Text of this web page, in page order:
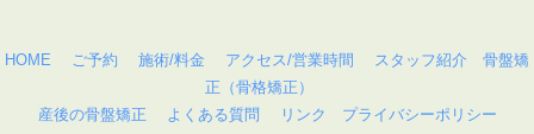
HOME ご予約 施術/料金 アクセス/営業時間 スタッフ紹介
骨盤矯
正（骨格矯正）
産後の骨盤矯正
よくある質問 リンク プライバシーポリシー